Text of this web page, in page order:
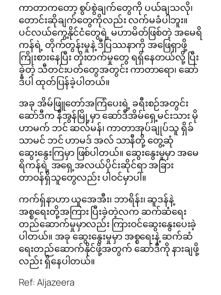
ကာတာကတော့ စွပ်စွဲချက်တွေကို ပယ်ချသလို၊
တောင်းဆိုချက်တွေကိုလည်း လက်မခံပါဘူး။
ပင်လယ်ကွေ့နိုင်ငံတွေရဲ့ မဟာမိတ်ဖြစ်တဲ့ အမေရိ
ကန်ရဲ့ တိုက်တွန်းမှုနဲ့ ဒီပြဿနာကို အဖြေရှာဖို့
ကြိုးစားနေပြီး တိုးတက်မှုတွေ ရရှိနေတယ်လို့ ပြီး
ခဲ့တဲ့ သီတင်းပတ်တွေအတွင်း ကာတာရော၊ ဆော်
ဒီပါ ထုတ်ပြန်ခဲ့ပါတယ်။
အခု အိမ်ဖြူတော်အကြံပေးရဲ့ ခရီးစဉ်အတွင်း
ဆော်ဒီက နီအွန်မြို့မှာ​ ဆော်ဒီအိမ်ရှေ့မင်းသား မို
ဟာမက် ဘင် ဆလ်မန်၊ ကာတာအုပ်ချုပ်သူ ရှိခ်
သာမင် ဘင် ဟာမဒ် အလ် သာနီတို့ တွေ့ဆုံ
ဆွေးနွေးကြမှာ ဖြစ်ပါတယ်။ ဆွေးနွေးမှုမှာ အမေ
ရိကန်ရဲ့ အရှေ့အလယ်ပိုင်းဆိုင်ရာ အခြား
တာဝန်ရှိသူတွေလည်း ပါဝင်မှာပါ။
ကက်ရှ်နာဟာ ယူအေအီး၊ ဘာရိန်း၊ ဆူဒန်နဲ့
အစ္စရေးတို့အကြား ပြီးခဲ့တဲ့လက ဆက်ဆံရေး
တည်ဆောက်မှုမှာလည်း ကြားဝင်ဆွေးနွေးပေးခဲ့
ပါတယ်။ အခု ဆွေးနွေးမှုမှာ အစ္စရေးနဲ့ ဆက်ဆံ
ရေးတည်ဆောက်နိုင်ဖို့အတွက် ဆော်ဒီကို နားချဖို့
လည်း ရှိနေပါတယ်။
Ref: Aljazeera